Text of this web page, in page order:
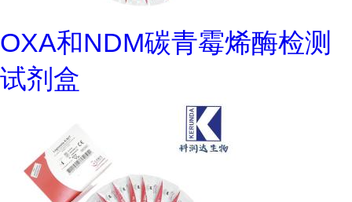
OXA和NDM碳青霉烯酶检测
试剂盒